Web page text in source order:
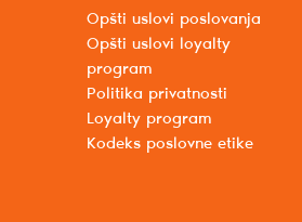
Opšti uslovi poslovanja
Opšti uslovi loyalty
program
Politika privatnosti
Loyalty program
Kodeks poslovne etike